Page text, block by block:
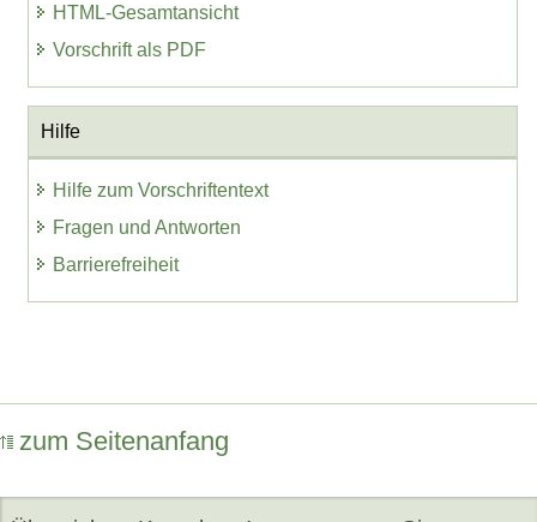
HTML-Gesamtansicht
Vorschrift als PDF
Hilfe
Hilfe zum Vorschriftentext
Fragen und Antworten
Barrierefreiheit
zum Seitenanfang